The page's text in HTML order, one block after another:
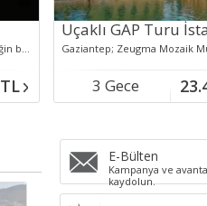
Denize sıfır otelimizde her türlü içeceğin bulunduğu bar ve kaliteli yemeklerin yanında klima, minibar, televizyon ve koltuklu konforlu odalarımız ile denizle doğanın buluştuğu Ocaklar beldesinde heyecanlı ve unutulmaz bir tatile davet ediyoruz.
TL
3 Gece
Konaklamalı
E-Bülten
Kampanya ve
kaydolun.